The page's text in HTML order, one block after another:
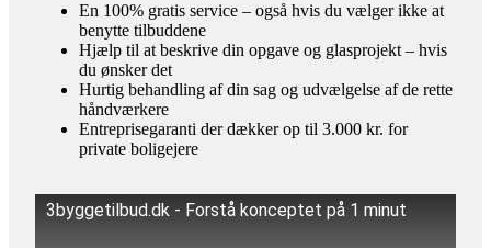
En 100% gratis service – også hvis du vælger ikke at
benytte tilbuddene
Hjælp til at beskrive din opgave og glasprojekt – hvis
du ønsker det
Hurtig behandling af din sag og udvælgelse af de rette
håndværkere
Entreprisegaranti der dækker op til 3.000 kr. for
private boligejere
3byggetilbud.dk - Forstå konceptet på 1 minut